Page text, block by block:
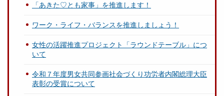
「あきた♡とも家事」を推進します！
ワーク・ライフ・バランスを推進しましょう！
女性の活躍推進プロジェクト「ラウンドテーブル」につ
いて
令和７年度男女共同参画社会づくり功労者内閣総理大臣
表彰の受賞について